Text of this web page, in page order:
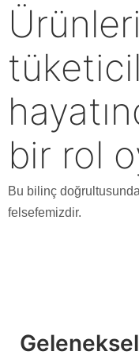
bir rol
Bu bilinç
felsefemizdir.